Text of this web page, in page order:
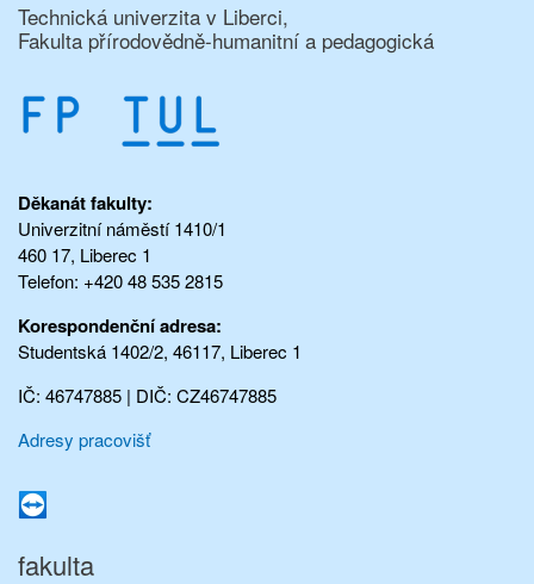
Technická univerzita v Liberci,
Fakulta přírodovědně-humanitní a pedagogická
Děkanát fakulty:
Univerzitní náměstí 1410/1
460 17, Liberec 1
Telefon: +420 48 535 2815
Korespondenční adresa:
Studentská 1402/2, 46117, Liberec 1
IČ: 46747885 | DIČ: CZ46747885
Adresy pracovišť
fakulta